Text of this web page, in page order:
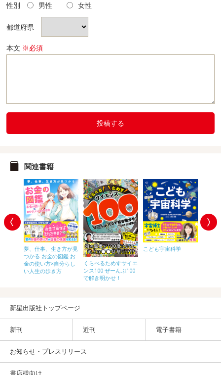
性別 男性 女性
都道府県
本文 ※必須
投稿する
関連書籍
夢、仕事、生き方が見
つかる お金の図鑑 お
金の使い方×自分らし
い人生の歩き方
くらべるためすサイエ
ンス100 ぜーんぶ100
で解き明かせ！
こども宇宙科学
新星出版社トップページ
新刊 近刊 電子書籍
お知らせ・プレスリリース
書店様向け